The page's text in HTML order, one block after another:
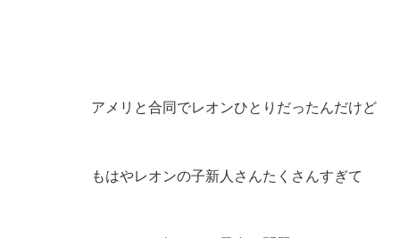
アメリと合同でレオンひとりだったんだけど
もはやレオンの子新人さんたくさんすぎて